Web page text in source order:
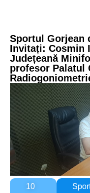
Sportul Gorjean
Invitați: Cosmin
Județeană
profesor Palatul
10